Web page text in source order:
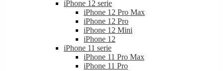
iPhone 12 serie
iPhone 12 Pro Max
iPhone 12 Pro
iPhone 12 Mini
iPhone 12
iPhone 11 serie
iPhone 11 Pro Max
iPhone 11 Pro